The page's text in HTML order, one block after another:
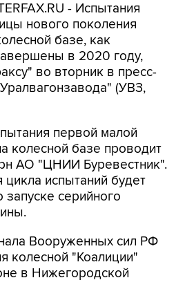
- Испытания
нового поколения
базе, как
в 2020 году,
во вторник в пресс-
(УВЗ,
первой малой
колесной базе проводит
АО "ЦНИИ Буревестник".
испытаний будет
серийного
Вооруженных сил РФ
колесной "Коалиции"
в Нижегородской